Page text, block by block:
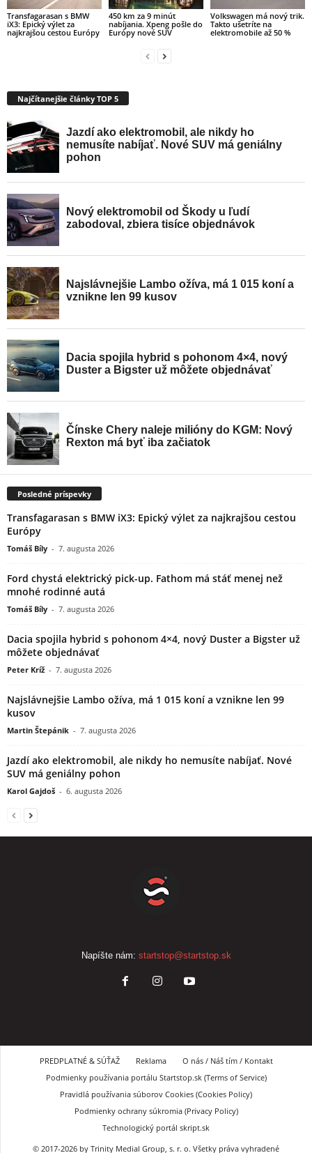
Transfagarasan s BMW
iX3: Epický výlet za
najkrajšou cestou Európy
450 km za 9 minút
nabíjania. Xpeng pošle do
Európy nové SUV
Volkswagen má nový trik.
Takto ušetríte na
elektromobile až 50 %
Najčítanejšie články TOP 5
Posledné príspevky
Transfagarasan s BMW iX3: Epický výlet za najkrajšou cestou
Európy
Tomáš Bíly - 7. augusta 2026
Ford chystá elektrický pick-up. Fathom má stáť menej než
mnohé rodinné autá
Tomáš Bíly - 7. augusta 2026
Dacia spojila hybrid s pohonom 4×4, nový Duster a Bigster už
môžete objednávať
Peter Kríž - 7. augusta 2026
Najslávnejšie Lambo ožíva, má 1 015 koní a vznikne len 99
kusov
Martin Štepánik - 7. augusta 2026
Jazdí ako elektromobil, ale nikdy ho nemusíte nabíjať. Nové
SUV má geniálny pohon
Karol Gajdoš - 6. augusta 2026
Napíšte nám: startstop@startstop.sk
PREDPLATNÉ & SÚŤAŽ Reklama
O nás / Náš tím / Kontakt
Podmienky používania portálu Startstop.sk (Terms of Service)
Pravidlá používania súborov Cookies (Cookies Policy)
Podmienky ochrany súkromia (Privacy Policy)
Technologický portál skript.sk
© 2017-2026 by Trinity Medial Group, s. r. o. Všetky práva vyhradené